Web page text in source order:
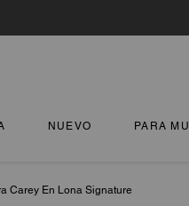
NUEVO PARA
Carey En Lona Signature